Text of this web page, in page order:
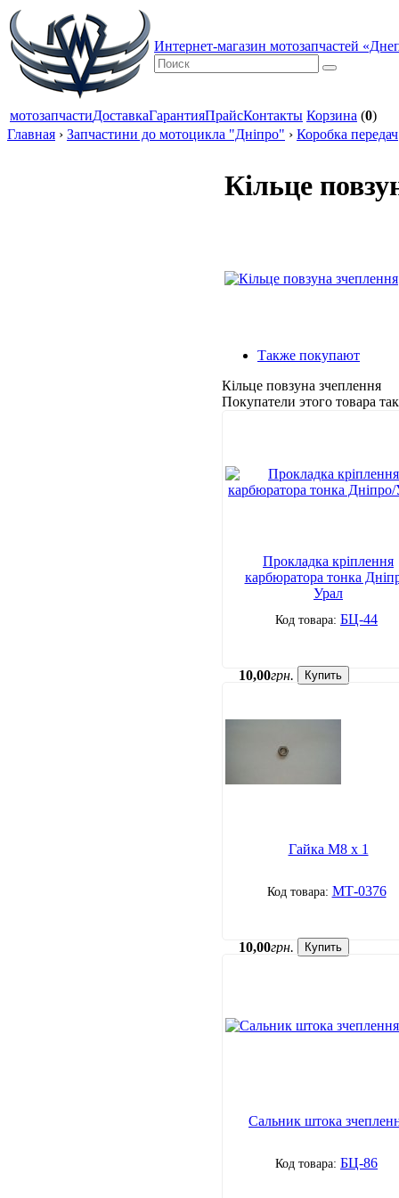
Интернет-магазин мотозапчастей
мотозапчастиДоставкаГарантияПрайсКонтакты Корзина (0)
Главная › Запчастини до мотоцикла "Дніпро" › Коробка передач
Кільце
Также покупают
Кільце повзуна зчеплення
Покупатели этого товара
Прокладка кріплення
карбюратора тонка
Урал
БЦ-44
10,00грн. Купить
Гайка М8 х 1
МТ-0376
10,00грн. Купить
Сальник штока
БЦ-86